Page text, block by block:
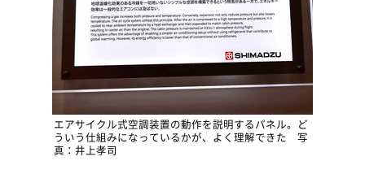
エアサイクル式空調装置の動作を説明するパネル。ど
ういう仕組みになっているかが、よく理解できた 写
真：井上孝司